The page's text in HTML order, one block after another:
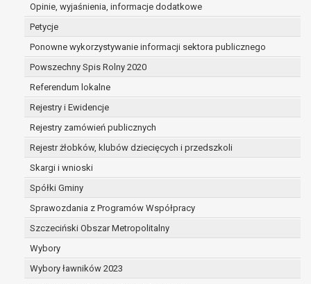
Opinie, wyjaśnienia, informacje dodatkowe
Petycje
Ponowne wykorzystywanie informacji sektora publicznego
Powszechny Spis Rolny 2020
Referendum lokalne
Rejestry i Ewidencje
Rejestry zamówień publicznych
Rejestr żłobków, klubów dziecięcych i przedszkoli
Skargi i wnioski
Spółki Gminy
Sprawozdania z Programów Współpracy
Szczeciński Obszar Metropolitalny
Wybory
Wybory ławników 2023
dane są nieprawidłowe lub
prawo do żądania usunięcia danych
osobowych (tzw. prawo do bycia
zapomnianym) na podstawie art. 17 RODO,
w przypadku gdy:
dane nie są już niezbędne do celów,
dla których były zebrane lub w inny
sposób przetwarzane,
osoba, której dane dotyczą, wniosła
sprzeciw wobec przetwarzania
danych osobowych,
zgodę na przetwarzanie danych
osobowych, która jest podstawą
przetwarzania danych i nie ma innej
danych,